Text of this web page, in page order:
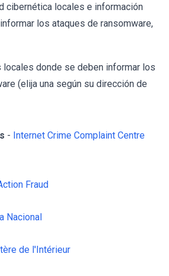
cibernética locales e información
los ataques de ransomware,
locales donde se deben informar los
(elija una según su dirección de
- Internet Crime Complaint Centre
Fraud
Nacional
de l'Intérieur